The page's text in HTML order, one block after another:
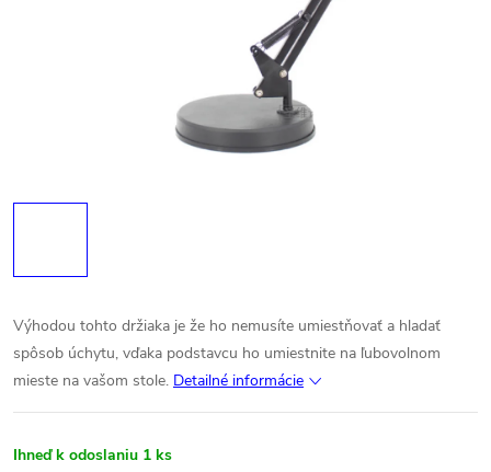
Výhodou tohto držiaka je že ho nemusíte umiestňovať a hladať
spôsob úchytu, vďaka podstavcu ho umiestnite na ľubovolnom
mieste na vašom stole. Detailné informácie
Ihneď k odoslaniu 1 ks